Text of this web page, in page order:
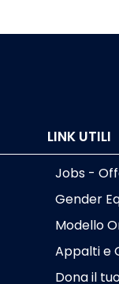
LINK UTILI
Jobs -
Gender
Modello
Appalti e
Dona il